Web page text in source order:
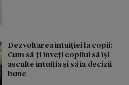
Dezvoltarea intuiției la copii:
Cum să-ți înveți copilul să își
asculte intuiția și să ia decizii
bune